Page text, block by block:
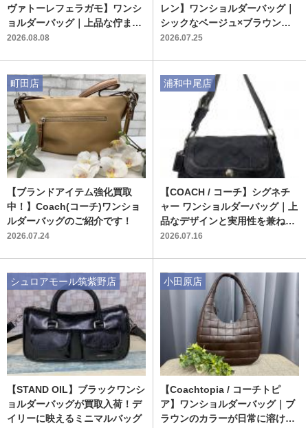
ヴァトーレフェラガモ】ワンシ
ョルダーバッグ｜上品な佇まい
が魅力の逸品
2026.08.08
レン】ワンショルダーバッグ｜
シックなベージュ×ブラウンで
魅せる大人スタイル
2026.07.25
【ブランドアイテム強化買取
中！】Coach(コーチ)ワンショ
ルダーバッグのご紹介です！
2026.07.24
町田店
【COACH / コーチ】シグネチ
ャー ワンショルダーバッグ｜上
品なデザインと実用性を兼ね備
えた大人の定番バッグが入荷！
2026.07.16
浦和中尾店
【STAND OIL】ブラックワンシ
ョルダーバッグが買取入荷！デ
イリーに映えるミニマルバッグ
シュロアモール筑紫野店
【Coachtopia / コーチトピ
ア】ワンショルダーバッグ｜ブ
ラウンのカラーが日常に溶け込
小田原店